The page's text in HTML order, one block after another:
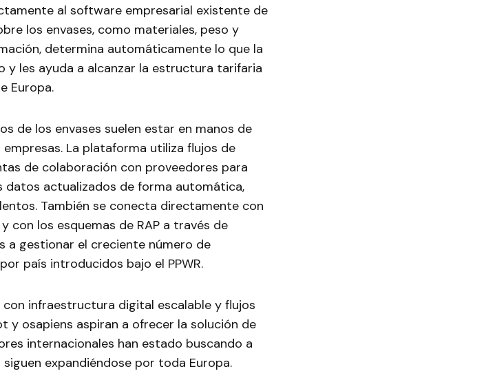
al software empresarial existente de
los envases, como materiales, peso y
determina automáticamente lo que la
y les ayuda a alcanzar la estructura tarifaria
Europa.
de los envases suelen estar en manos de
La plataforma utiliza flujos de
de colaboración con proveedores para
datos actualizados de forma automática,
También se conecta directamente con
con los esquemas de RAP a través de
a gestionar el creciente número de
país introducidos bajo el PPWR.
infraestructura digital escalable y flujos
y osapiens aspiran a ofrecer la solución de
internacionales han estado buscando a
expandiéndose por toda Europa.